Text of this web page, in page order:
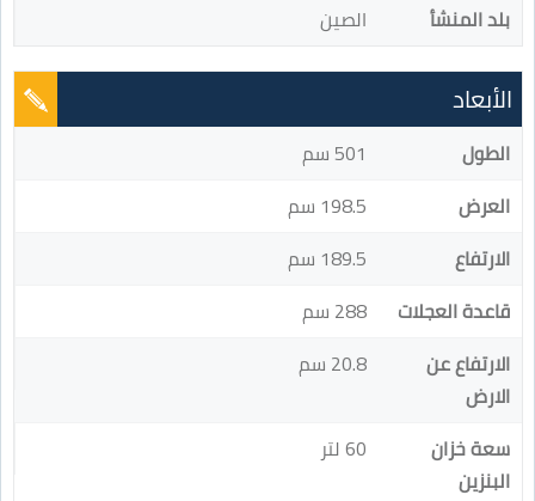
بلد المنشأ
الصين
الأبعاد
الطول
501 سم
العرض
198.5 سم
الارتفاع
189.5 سم
قاعدة العجلات
288 سم
الارتفاع عن
الارض
20.8 سم
سعة خزان
البنزين
60 لتر